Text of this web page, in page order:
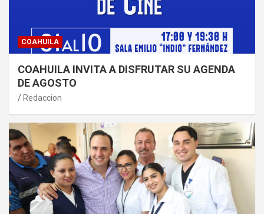
COAHUILA
COAHUILA INVITA A DISFRUTAR SU AGENDA
DE AGOSTO
Redaccion